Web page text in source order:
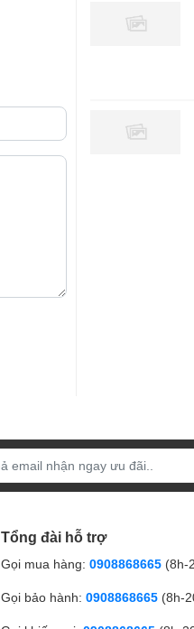
Tổng đài hỗ trợ
Gọi mua hàng: 0908868665 (8h-
Gọi bảo hành: 0908868665 (8h-